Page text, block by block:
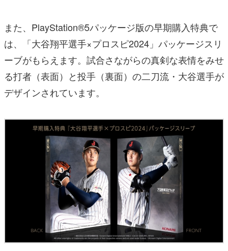
また、PlayStation®5パッケージ版の早期購入特典で
は、「大谷翔平選手×プロスピ2024」パッケージスリ
ーブがもらえます。試合さながらの真剣な表情をみせ
る打者（表面）と投手（裏面）の二刀流・大谷選手が
デザインされています。